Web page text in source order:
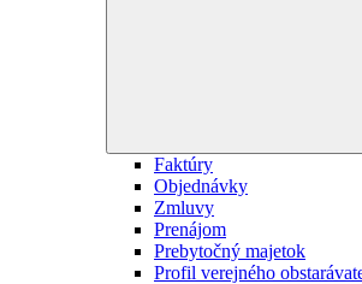
Faktúry
Objednávky
Zmluvy
Prenájom
Prebytočný majetok
Profil verejného